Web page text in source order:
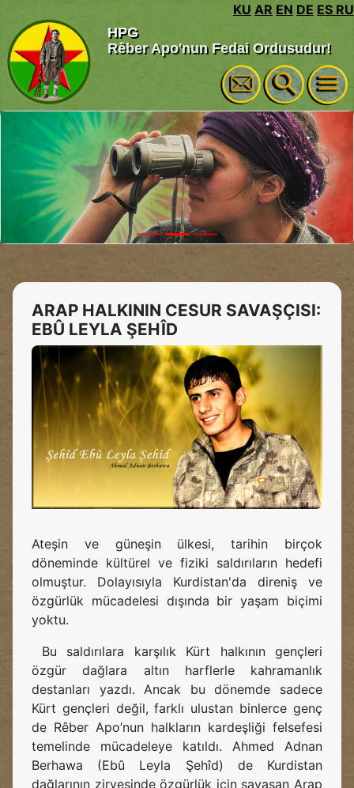
KU AR EN DE ES RU
HPG
Rêber Apo'nun Fedai Ordusudur!
ARAP HALKININ CESUR SAVAŞÇISI:
EBÛ LEYLA ŞEHÎD
Ateşin ve güneşin ülkesi, tarihin birçok
döneminde kültürel ve fiziki saldırıların hedefi
olmuştur. Dolayısıyla Kurdistan'da direniş ve
özgürlük mücadelesi dışında bir yaşam biçimi
yoktu.
Bu saldırılara karşılık Kürt halkının gençleri
özgür dağlara altın harflerle kahramanlık
destanları yazdı. Ancak bu dönemde sadece
Kürt gençleri değil, farklı ulustan binlerce genç
de Rêber Apo’nun halkların kardeşliği felsefesi
temelinde mücadeleye katıldı. Ahmed Adnan
Berhawa (Ebû Leyla Şehîd) de Kurdistan
dağlarının zirvesinde özgürlük için savaşan Arap